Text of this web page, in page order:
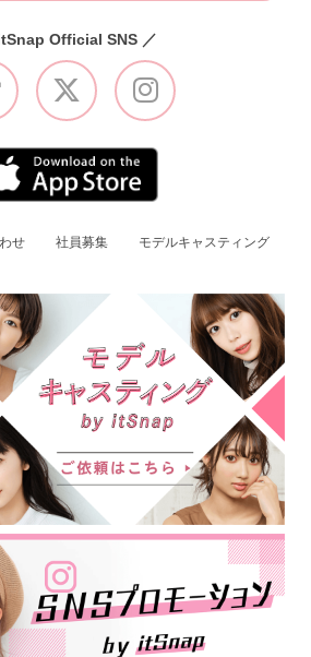
Official SNS ／
せ 社員募集 モデルキャスティング